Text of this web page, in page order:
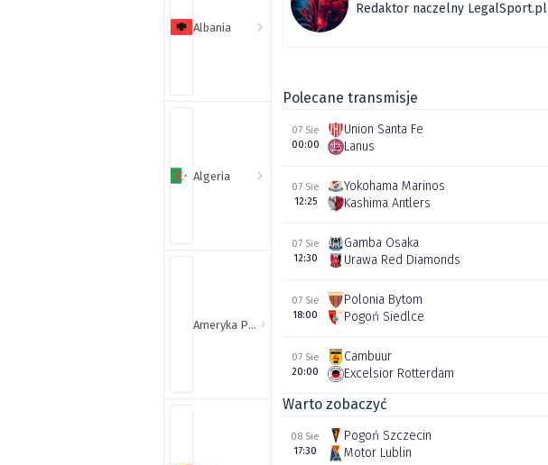
Albania
Algeria
Ameryka Północna i Południowa
Redaktor naczelny LegalSport.pl
Polecane transmisje
07 Sie
00:00
Union Santa Fe
Lanus
07 Sie
12:25
Yokohama Marinos
Kashima Antlers
07 Sie
12:30
Gamba Osaka
Urawa Red Diamonds
07 Sie
18:00
Polonia Bytom
Pogoń Siedlce
07 Sie
20:00
Cambuur
Excelsior Rotterdam
Warto zobaczyć
08 Sie
17:30
Pogoń Szczecin
Motor Lublin